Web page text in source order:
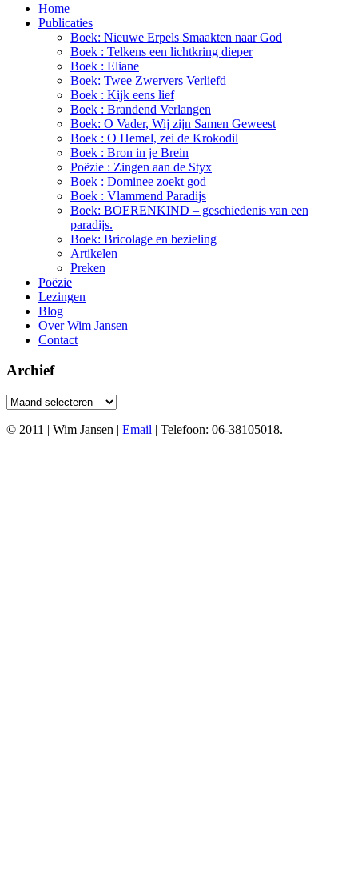
Home
Publicaties
Boek: Nieuwe Erpels Smaakten naar God
Boek : Telkens een lichtkring dieper
Boek : Eliane
Boek: Twee Zwervers Verliefd
Boek : Kijk eens lief
Boek : Brandend Verlangen
Boek: O Vader, Wij zijn Samen Geweest
Boek : O Hemel, zei de Krokodil
Boek : Bron in je Brein
Poëzie : Zingen aan de Styx
Boek : Dominee zoekt god
Boek : Vlammend Paradijs
Boek: BOERENKIND – geschiedenis van een
paradijs.
Boek: Bricolage en bezieling
Artikelen
Preken
Poëzie
Lezingen
Blog
Over Wim Jansen
Contact
Archief
Archief
© 2011 | Wim Jansen | Email | Telefoon: 06-38105018.